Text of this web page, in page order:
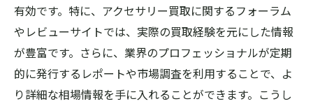
有効です。特に、アクセサリー買取に関するフォーラム
やレビューサイトでは、実際の買取経験を元にした情報
が豊富です。さらに、業界のプロフェッショナルが定期
的に発行するレポートや市場調査を利用することで、よ
り詳細な相場情報を手に入れることができます。こうし